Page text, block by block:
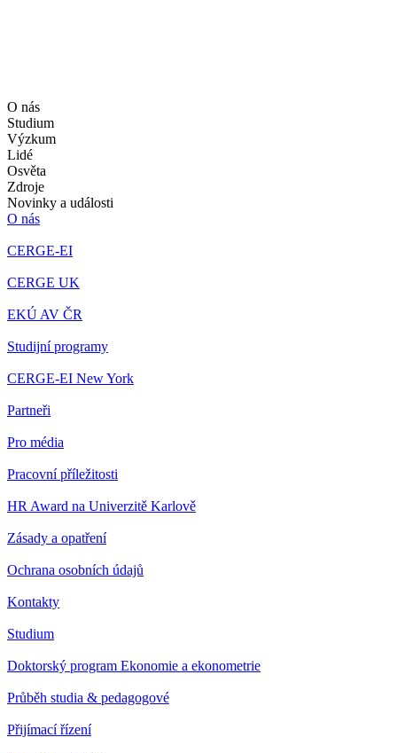
O nás
Studium
Výzkum
Lidé
Osvěta
Zdroje
Novinky a události
O nás
CERGE-EI
CERGE UK
EKÚ AV ČR
Studijní programy
CERGE-EI New York
Partneři
Pro média
Pracovní příležitosti
HR Award na Univerzitě Karlově
Zásady a opatření
Ochrana osobních údajů
Kontakty
Studium
Doktorský program Ekonomie a ekonometrie
Průběh studia & pedagogové
Přijímací řízení